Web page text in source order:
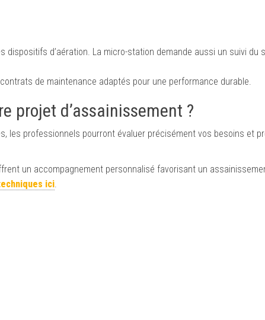
d’aération. La micro-station demande aussi un suivi du
de maintenance adaptés pour une performance durable.
projet d’assainissement ?
les professionnels pourront évaluer précisément vos besoins et
un accompagnement personnalisé favorisant un
ici.